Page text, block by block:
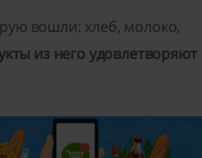
вошли: хлеб, молоко,
из него удовлетворяют